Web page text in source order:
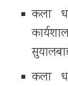
कला
कला